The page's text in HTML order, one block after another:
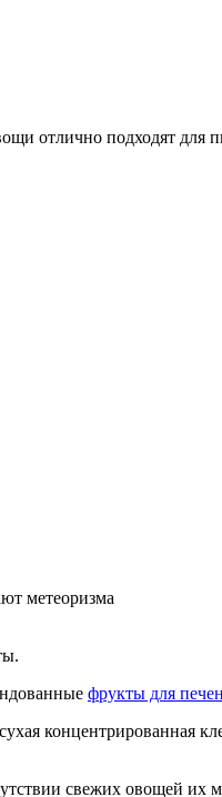
отлично подходят для
метеоризма
фрукты для
концентрированная
свежих овощей их